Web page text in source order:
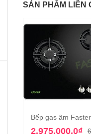
SẢN PHẨM LIÊN
Thêm
Bếp gas âm
2.975.000,0₫